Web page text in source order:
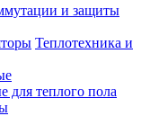
и защиты
Теплотехника и
для теплого пола